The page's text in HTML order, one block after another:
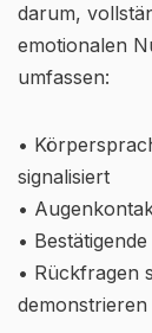
darum,
emotionalen
umfassen:
•
signalisiert
•
•
• Rückfragen
demonstrieren